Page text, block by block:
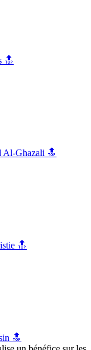
🔝
Al-Ghazali 🔝
🔝
🔝